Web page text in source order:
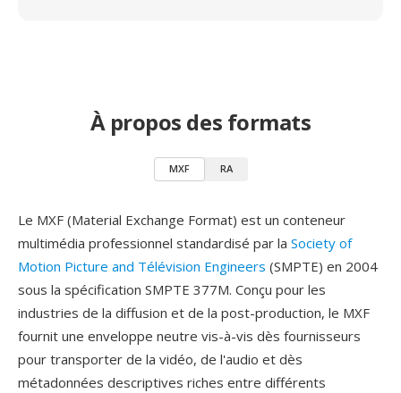
À propos des formats
MXF RA
Le MXF (Material Exchange Format) est un conteneur
multimédia professionnel standardisé par la Society of
Motion Picture and Télévision Engineers (SMPTE) en 2004
sous la spécification SMPTE 377M. Conçu pour les
industries de la diffusion et de la post-production, le MXF
fournit une enveloppe neutre vis-à-vis dès fournisseurs
pour transporter de la vidéo, de l'audio et dès
métadonnées descriptives riches entre différents